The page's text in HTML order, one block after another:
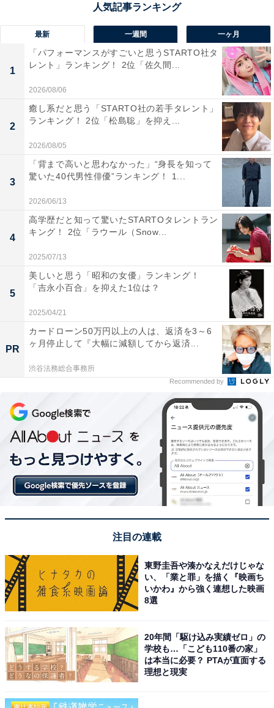
1位：三浦春馬／風間廉（第3シリーズ）
A post shared by Haruma Miura 三浦春馬
1位は、三浦春馬さん。2008年放送の第3シリーズで、赤
銅学院高校3年D組の風間廉を演じました。風間廉は、短
気なところがある一方で、友達や思いの優しさや、バカ
騒ぎでクラスを盛り上げる明るさも持ち合わせているリ
ーダー的存在。三浦さんの爽やかさが残る雰囲気とメッ
シュの入った長めの黒髪、学ランにブーツの着こなしと
演技力の高さで抜群の存在感を発揮しました。
回答者からは、「あの笑顔で微笑まれたい」（40代女性
／福岡県）、「仲間想いで優しい一面が多い」（30代男
性／岐阜県）、「春馬くんの爽やかさは段違いでした。
赤の差し色の衣装も最高に似合っていました」（20代女
性／東京都）、「背も高くてクールだけど優しいところ
があるので彼氏になって欲しいです」（50代女性／島根
県）などのコメントが寄せられました。
最新 一週間 一ヶ月
1
「パフォーマンスがすごいと思うSTARTO社タ
レント」ランキング！ 2位「佐久間...
2026/08/06
2
癒し系だと思う「STARTO社の若手タレント」
ランキング！ 2位「松島聡」を抑え...
2026/08/05
3
「背まで高いと思わなかった」“身長を知って
驚いた40代男性俳優”ランキング！ 1...
2026/06/13
4
高学歴だと知って驚いたSTARTOタレントラン
キング！ 2位「ラウール（Snow...
2025/07/13
5
美しいと思う「昭和の女優」ランキング！
「吉永小百合」を抑えた1位は？
2025/04/21
PR
カードローン50万円以上の人は、返済を3～6
ヶ月停止して『大幅に減額してから返済...
渋谷法務総合事務所
Recommended by
注目の連載
東野圭吾や湊かなえだけじゃな
い、「業と罪」を描く『映画ち
いかわ』から強く連想した映画
8選
20年間「駆け込み実績ゼロ」の
学校も…「こども110番の家」
は本当に必要？ PTAが直面する
理想と現実